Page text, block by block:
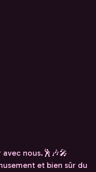
nous.🕺🎶🎤
et bien sûr du